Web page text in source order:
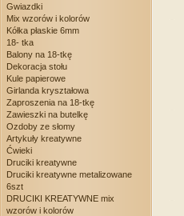
Gwiazdki
Mix wzorów i kolorów
Kółka płaskie 6mm
18- tka
Balony na 18-tkę
Dekoracja stołu
Kule papierowe
Girlanda kryształowa
Zaproszenia na 18-tkę
Zawieszki na butelkę
Ozdoby ze słomy
Artykuły kreatywne
Ćwieki
Druciki kreatywne
Druciki kreatywne metalizowane
6szt
DRUCIKI KREATYWNE mix
wzorów i kolorów